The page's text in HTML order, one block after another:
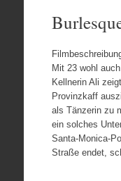
Mit 23 wohl
Kellnerin Ali
Provinzkaff
als Tänzerin zu
ein solches
Santa-Monica-
Straße endet,